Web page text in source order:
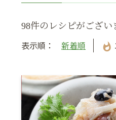
98件のレシピがござい
表示順： 新着順 whatshot